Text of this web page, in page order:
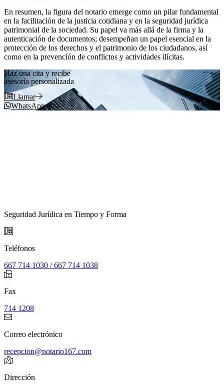
En resumen, la figura del notario emerge como un pilar fundamental
en la facilitación de la justicia cotidiana y en la seguridad jurídica
patrimonial de la sociedad. Su papel va más allá de la firma y la
autenticación de documentos; desempeñan un papel esencial en la
protección de los derechos y el patrimonio de los ciudadanos, así
como en la prevención de conflictos y actividades ilícitas.
Haz una cita y recibe
asesoría personalizada
Llamar
WhatsApp
Seguridad Jurídica en Tiempo y Forma
Teléfonos
667 714 1030 / 667 714 1038
Fax
714 1208
Correo electrónico
recepcion@notario167.com
Dirección